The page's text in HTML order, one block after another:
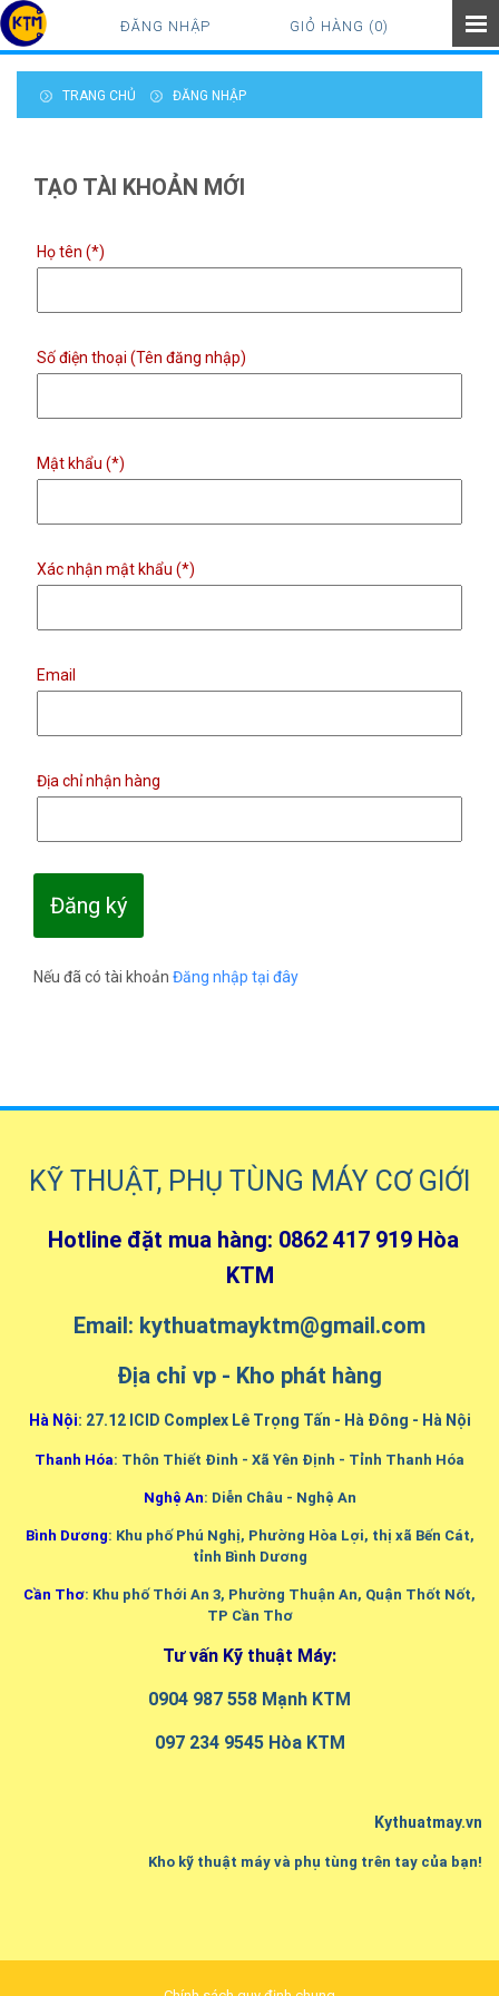
GIỎ HÀNG (0)
ĐĂNG NHẬP
TRANG CHỦ ĐĂNG NHẬP
TẠO TÀI KHOẢN MỚI
Họ tên (*)
Số điện thoại (Tên đăng nhập)
Mật khẩu (*)
Xác nhận mật khẩu (*)
Email
Địa chỉ nhận hàng
Nếu đã có tài khoản Đăng nhập tại đây
KỸ THUẬT, PHỤ TÙNG MÁY CƠ GIỚI
Hotline đặt mua hàng: 0862 417 919 Hòa
KTM
Email: kythuatmayktm@gmail.com
Địa chỉ vp - Kho phát hàng
Hà Nội: 27.12 ICID Complex Lê Trọng Tấn - Hà Đông - Hà Nội
Thanh Hóa: Thôn Thiết Đinh - Xã Yên Định - Tỉnh Thanh Hóa
Nghệ An: Diễn Châu - Nghệ An
Bình Dương: Khu phố Phú Nghị, Phường Hòa Lợi, thị xã Bến Cát,
tỉnh Bình Dương
Cần Thơ: Khu phố Thới An 3, Phường Thuận An, Quận Thốt Nốt,
TP Cần Thơ
Tư vấn Kỹ thuật Máy:
0904 987 558 Mạnh KTM
097 234 9545 Hòa KTM
Kythuatmay.vn
Kho kỹ thuật máy và phụ tùng trên tay của bạn!